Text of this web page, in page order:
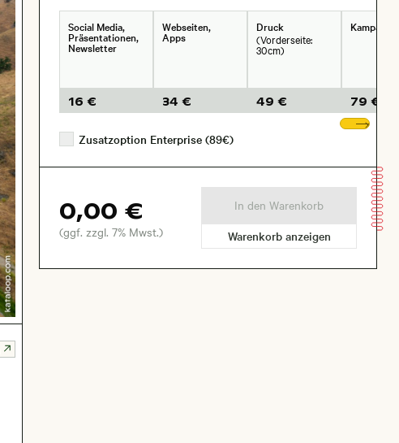
Social Media,
Präsentationen,
Newsletter
16 €
Webseiten,
Apps
34 €
Druck
(Vorderseite:
30cm)
49 €
79 €
Zusatzoption Enterprise (89€)
0,00 €
(ggf. zzgl. 7% Mwst.)
In den Warenkorb
Warenkorb anzeigen